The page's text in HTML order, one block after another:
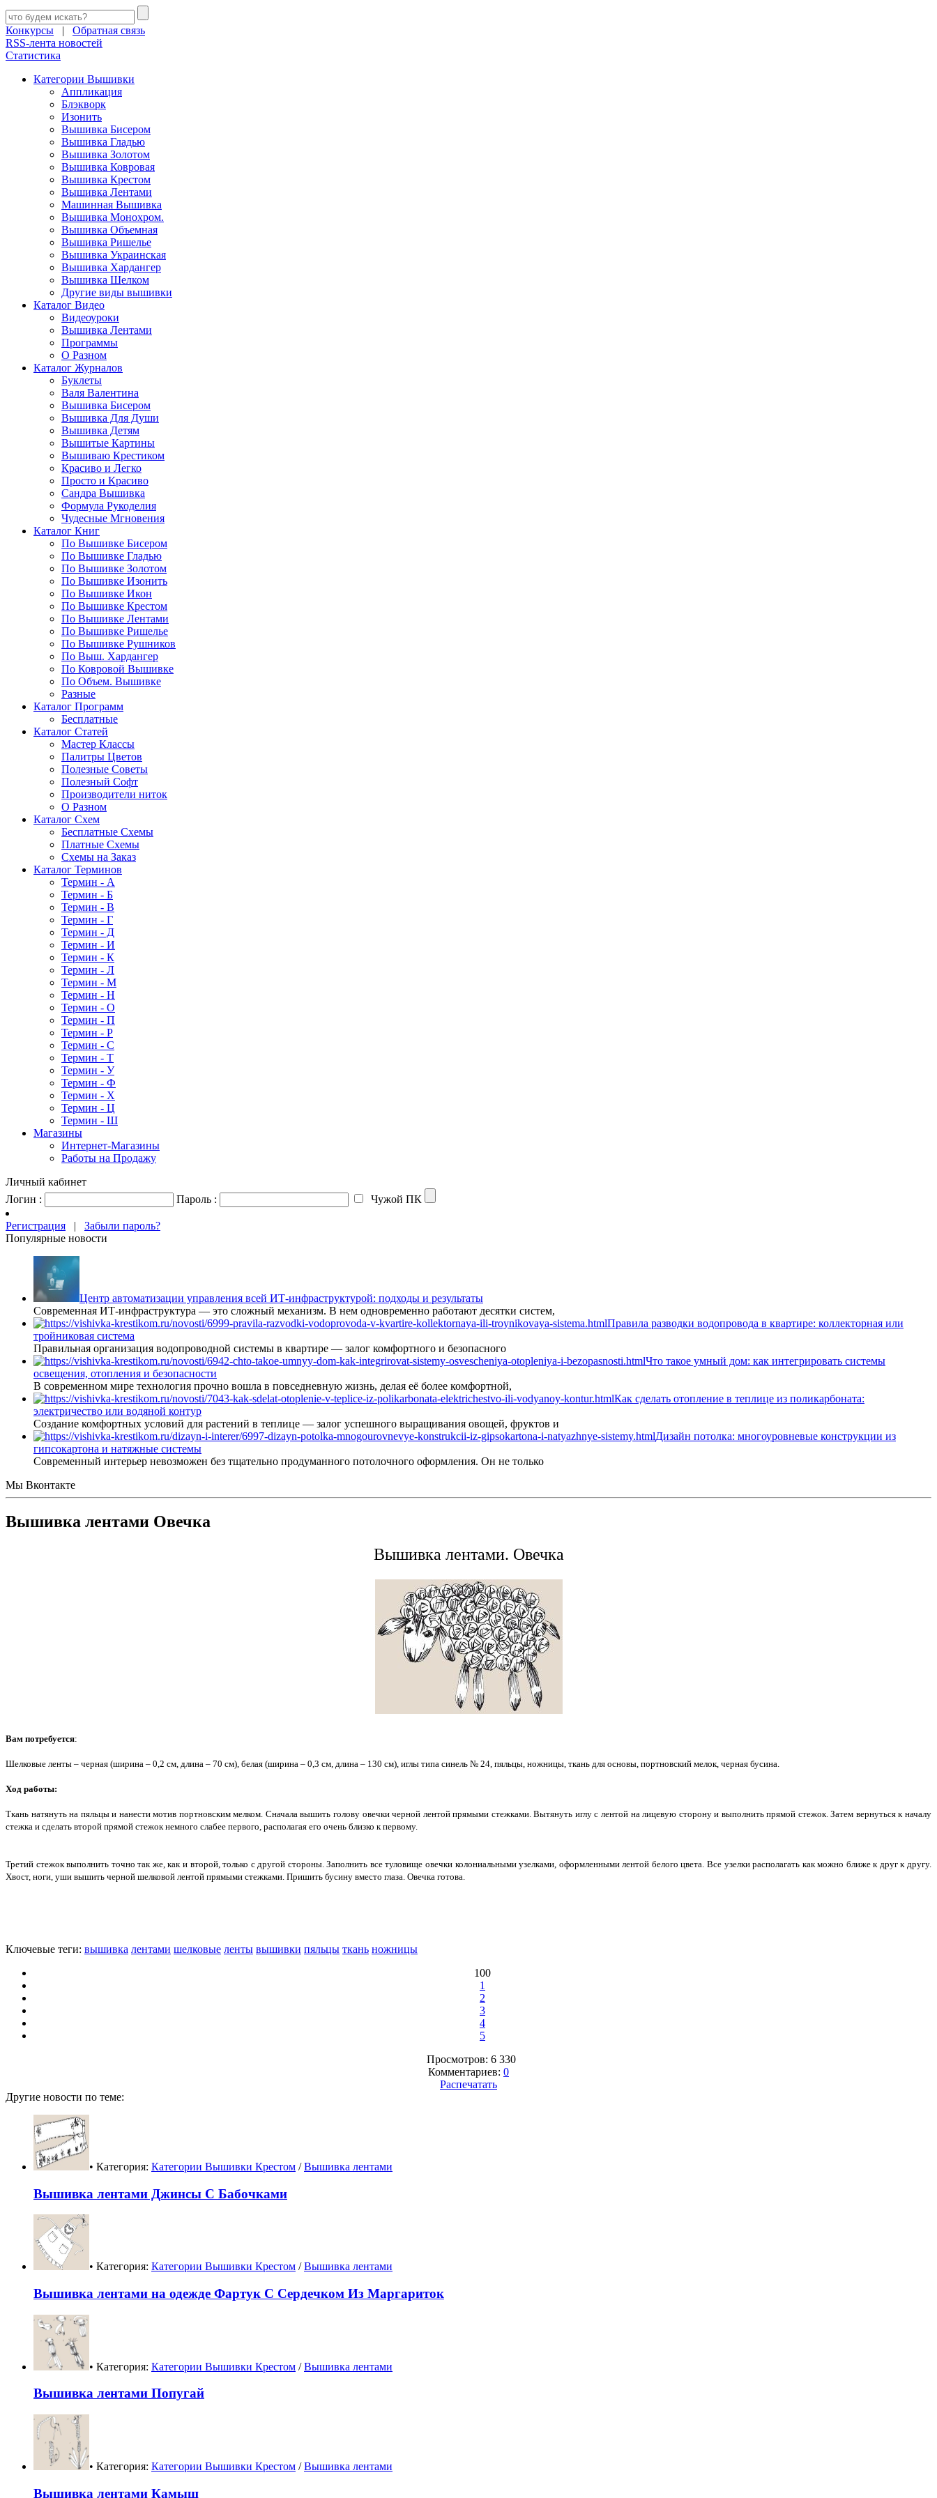
Конкурсы | Обратная связь
RSS-лента новостей
Статистика
Категории Вышивки
Аппликация
Блэкворк
Изонить
Вышивка Бисером
Вышивка Гладью
Вышивка Золотом
Вышивка Ковровая
Вышивка Крестом
Вышивка Лентами
Машинная Вышивка
Вышивка Монохром.
Вышивка Объемная
Вышивка Ришелье
Вышивка Украинская
Вышивка Хардангер
Вышивка Шелком
Другие виды вышивки
Каталог Видео
Видеоуроки
Вышивка Лентами
Программы
О Разном
Каталог Журналов
Буклеты
Валя Валентина
Вышивка Бисером
Вышивка Для Души
Вышивка Детям
Вышитые Картины
Вышиваю Крестиком
Красиво и Легко
Просто и Красиво
Сандра Вышивка
Формула Рукоделия
Чудесные Мгновения
Каталог Книг
По Вышивке Бисером
По Вышивке Гладью
По Вышивке Золотом
По Вышивке Изонить
По Вышивке Икон
По Вышивке Крестом
По Вышивке Лентами
По Вышивке Ришелье
По Вышивке Рушников
По Выш. Хардангер
По Ковровой Вышивке
По Объем. Вышивке
Разные
Каталог Программ
Бесплатные
Каталог Статей
Мастер Классы
Палитры Цветов
Полезные Советы
Полезный Софт
Производители ниток
О Разном
Каталог Схем
Бесплатные Схемы
Платные Схемы
Схемы на Заказ
Каталог Терминов
Термин - А
Термин - Б
Термин - В
Термин - Г
Термин - Д
Термин - И
Термин - К
Термин - Л
Термин - М
Термин - Н
Термин - О
Термин - П
Термин - Р
Термин - С
Термин - Т
Термин - У
Термин - Ф
Термин - Х
Термин - Ц
Термин - Ш
Магазины
Интернет-Магазины
Работы на Продажу
Личный кабинет
Логин :
Пароль : Чужой ПК
Регистрация | Забыли пароль?
Популярные новости
Центр автоматизации управления всей ИТ-инфраструктурой: подходы и результаты
Современная ИТ-инфраструктура — это сложный механизм. В нем одновременно работают десятки систем,
Правила разводки водопровода в квартире: коллекторная или
тройниковая система
Правильная организация водопроводной системы в квартире — залог комфортного и безопасного
Что такое умный дом: как интегрировать системы
освещения, отопления и безопасности
В современном мире технология прочно вошла в повседневную жизнь, делая её более комфортной,
Как сделать отопление в теплице из поликарбоната:
электричество или водяной контур
Создание комфортных условий для растений в теплице — залог успешного выращивания овощей, фруктов и
Дизайн потолка: многоуровневые конструкции из
гипсокартона и натяжные системы
Современный интерьер невозможен без тщательно продуманного потолочного оформления. Он не только
Мы Вконтакте
Вышивка лентами Овечка
Вышивка лентами. Овечка
Вам потребуется:
Шелковые ленты – черная (ширина – 0,2 см, длина – 70 см), белая (ширина – 0,3 см, длина – 130 см), иглы типа синель № 24, пяльцы, ножницы, ткань для основы, портновский мелок, черная бусина.
Ход работы:
Ткань натянуть на пяльцы и нанести мотив портновским мелком. Сначала вышить голову овечки черной лентой прямыми стежками. Вытянуть иглу с лентой на лицевую сторону и выполнить прямой стежок. Затем вернуться к началу
стежка и сделать второй прямой стежок немного слабее первого, располагая его очень близко к первому.
Третий стежок выполнить точно так же, как и второй, только с другой стороны. Заполнить все туловище овечки колониальными узелками, оформленными лентой белого цвета. Все узелки располагать как можно ближе к друг к другу.
Хвост, ноги, уши вышить черной шелковой лентой прямыми стежками. Пришить бусину вместо глаза. Овечка готова.
Ключевые теги: вышивка лентами шелковые ленты вышивки пяльцы ткань ножницы
100
1
2
3
4
5
Просмотров: 6 330
Комментариев: 0
Распечатать
Другие новости по теме:
• Категория: Категории Вышивки Крестом /Вышивка лентами
Вышивка лентами Джинсы С Бабочками
• Категория: Категории Вышивки Крестом /Вышивка лентами
Вышивка лентами на одежде Фартук С Сердечком Из Маргариток
• Категория: Категории Вышивки Крестом /Вышивка лентами
Вышивка лентами Попугай
• Категория: Категории Вышивки Крестом /Вышивка лентами
Вышивка лентами Камыш